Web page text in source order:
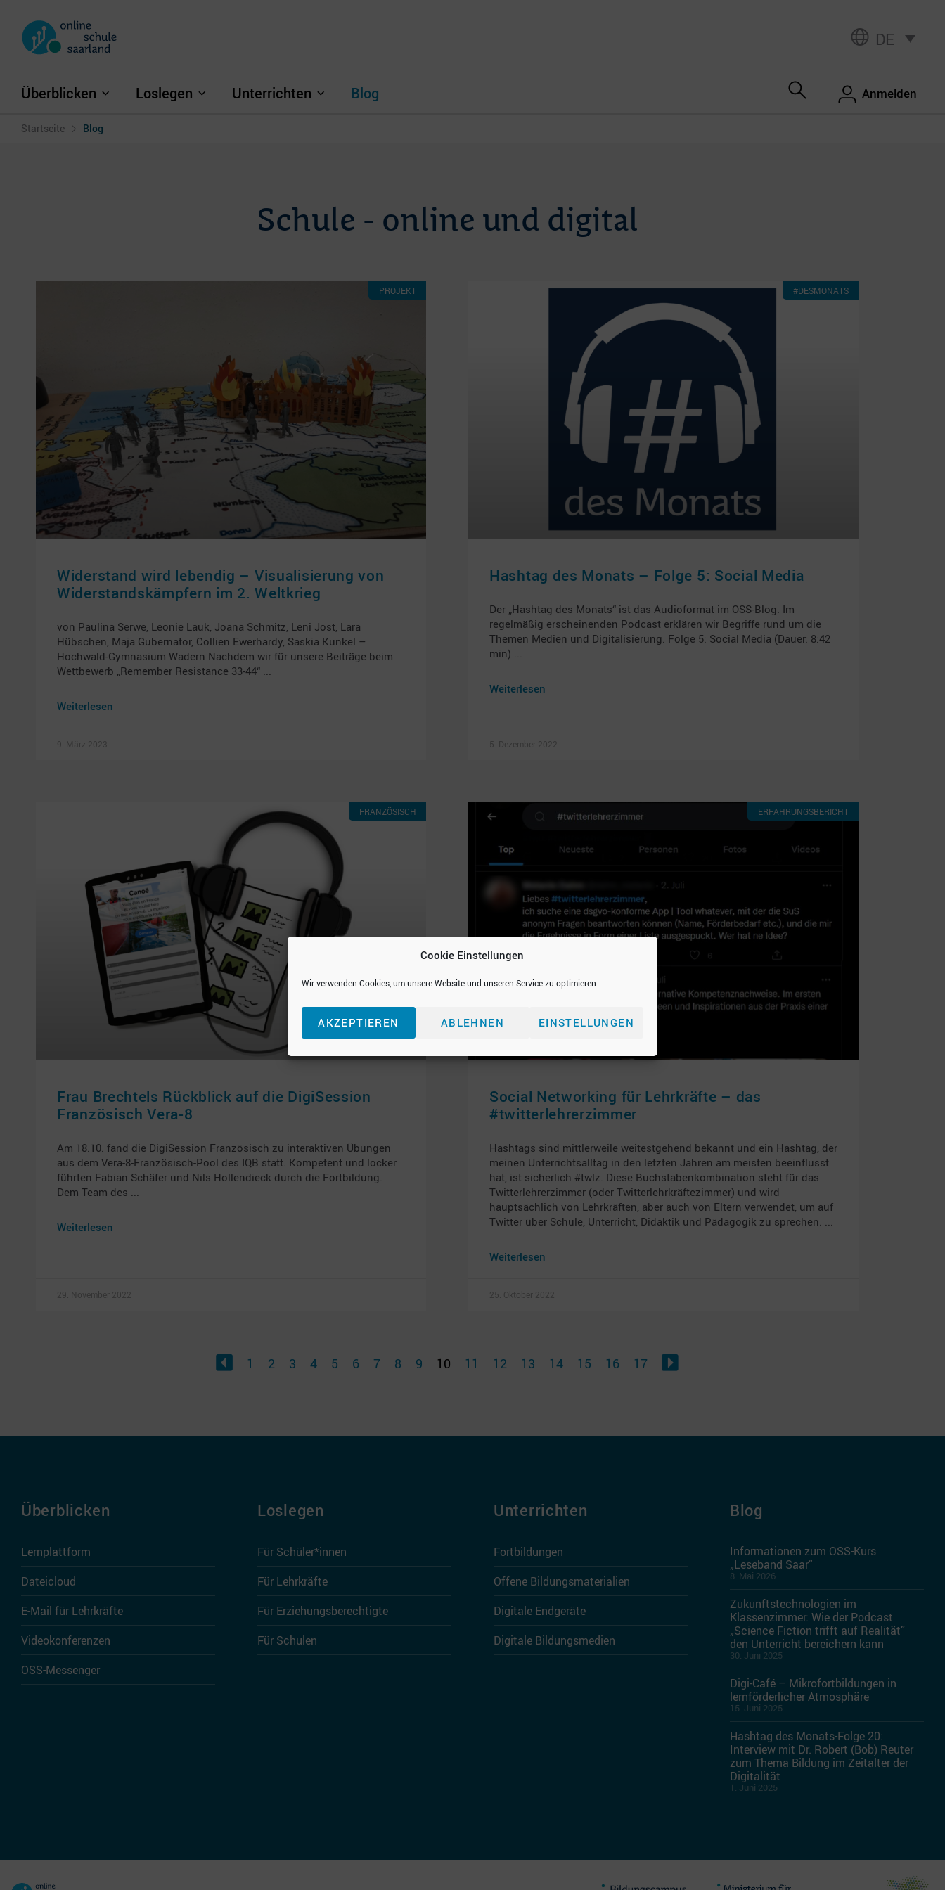
Cookie Einstellungen
Wir verwenden Cookies, um unsere Website und unseren Service zu optimieren.
AKZEPTIEREN ABLEHNEN EINSTELLUNGEN
DE
Überblicken Loslegen Unterrichten Blog Anmelden
Startseite Blog
Schule - online und digital
PROJEKT
Widerstand wird lebendig – Visualisierung von
Widerstandskämpfern im 2. Weltkrieg
von Paulina Serwe, Leonie Lauk, Joana Schmitz, Leni Jost, Lara
Hübschen, Maja Gubernator, Collien Ewerhardy, Saskia Kunkel –
Hochwald-Gymnasium Wadern Nachdem wir für unsere Beiträge beim
Wettbewerb „Remember Resistance 33-44“
Weiterlesen
9. März 2023
#DESMONATS
Hashtag des Monats – Folge 5: Social Media
Der „Hashtag des Monats“ ist das Audioformat im OSS-Blog. Im
regelmäßig erscheinenden Podcast erklären wir Begriffe rund um die
Themen Medien und Digitalisierung. Folge 5: Social Media (Dauer: 8:42
min)
Weiterlesen
5. Dezember 2022
FRANZÖSISCH
Frau Brechtels Rückblick auf die DigiSession
Französisch Vera-8
Am 18.10. fand die DigiSession Französisch zu interaktiven Übungen
aus dem Vera-8-Französisch-Pool des IQB statt. Kompetent und locker
führten Fabian Schäfer und Nils Hollendieck durch die Fortbildung.
Dem Team des
Weiterlesen
29. November 2022
ERFAHRUNGSBERICHT
Social Networking für Lehrkräfte – das
#twitterlehrerzimmer
Hashtags sind mittlerweile weitestgehend bekannt und ein Hashtag, der
meinen Unterrichtsalltag in den letzten Jahren am meisten beeinflusst
hat, ist sicherlich #twlz. Diese Buchstabenkombination steht für das
Twitterlehrerzimmer (oder Twitterlehrkräftezimmer) und wird
hauptsächlich von Lehrkräften, aber auch von Eltern verwendet, um auf
Twitter über Schule, Unterricht, Didaktik und Pädagogik zu sprechen.
Weiterlesen
25. Oktober 2022
1 2 3 4 5 6 7 8 9 10 11 12 13 14 15 16 17
Überblicken
Lernplattform
Dateicloud
E-Mail für Lehrkräfte
Videokonferenzen
OSS-Messenger
Loslegen
Für Schüler*innen
Für Lehrkräfte
Für Erziehungsberechtigte
Für Schulen
Unterrichten
Fortbildungen
Offene Bildungsmaterialien
Digitale Endgeräte
Digitale Bildungsmedien
Blog
Informationen zum OSS-Kurs
„Leseband Saar“
8. Mai 2026
Zukunftstechnologien im
Klassenzimmer: Wie der Podcast
„Science Fiction trifft auf Realität”
den Unterricht bereichern kann
30. Juni 2025
Digi-Café – Mikrofortbildungen in
lernförderlicher Atmosphäre
15. Juni 2025
Hashtag des Monats-Folge 20:
Interview mit Dr. Robert (Bob) Reuter
zum Thema Bildung im Zeitalter der
Digitalität
1. Juni 2025